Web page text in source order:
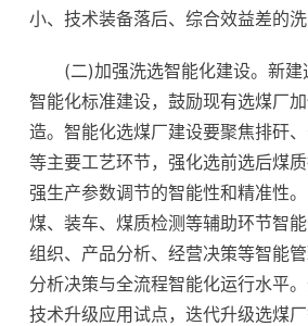
小、技术装备落后、综合效益差的洗
(二)加强洗选智能化建设。新
智能化标准建设，鼓励现有选煤厂
造。智能化选煤厂建设要聚焦排矸
等主要工艺环节，强化选前选后煤
强生产参数调节的智能性和精准性
煤、装车、煤质检测等辅助环节智
组织、产品分析、经营决策等智能
分析决策与全流程智能化运行水平
技术升级应用试点，迭代升级选煤